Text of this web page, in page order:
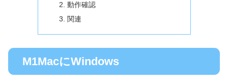
動作確認
関連
M1MacにWindows